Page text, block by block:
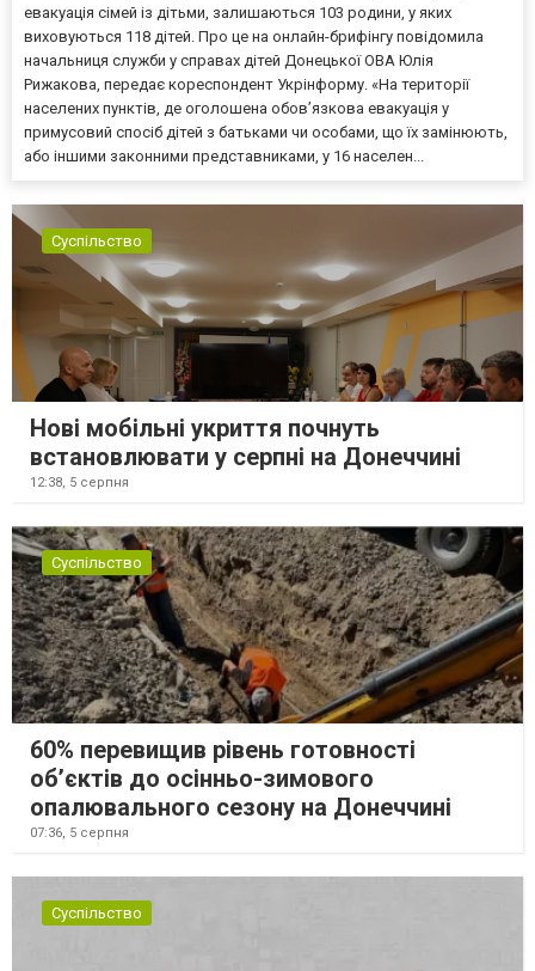
евакуація сімей із дітьми, залишаються 103 родини, у яких
виховуються 118 дітей. Про це на онлайн-брифінгу повідомила
начальниця служби у справах дітей Донецької ОВА Юлія
Рижакова, передає кореспондент Укрінформу. «На території
населених пунктів, де оголошена обов’язкова евакуація у
примусовий спосіб дітей з батьками чи особами, що їх замінюють,
або іншими законними представниками, у 16 населен...
Суспільство
Нові мобільні укриття почнуть
встановлювати у серпні на Донеччині
12:38, 5 серпня
Суспільство
60% перевищив рівень готовності
об’єктів до осінньо-зимового
опалювального сезону на Донеччині
07:36, 5 серпня
Суспільство